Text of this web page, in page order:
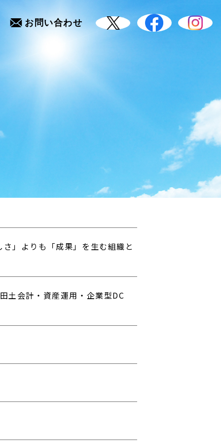
お問い合わせ
」よりも「成果」を生む組織と
土会計・資産運用・企業型DC